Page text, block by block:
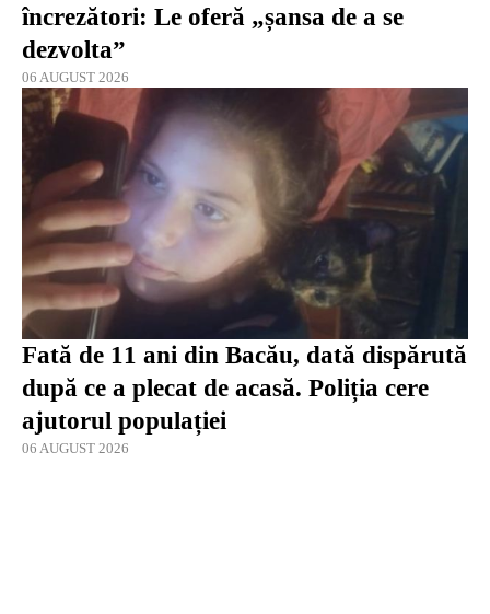
încrezători: Le oferă „șansa de a se
dezvolta”
06 AUGUST 2026
Fată de 11 ani din Bacău, dată dispărută
după ce a plecat de acasă. Poliția cere
ajutorul populației
06 AUGUST 2026